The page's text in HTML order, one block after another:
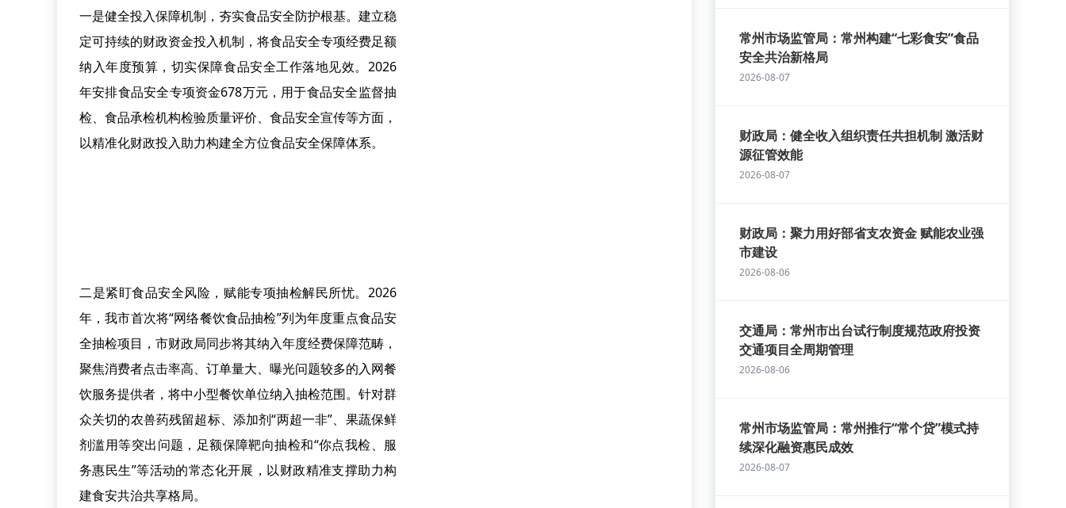
一是健全投入保障机制，夯实食品安全防护根基。建立稳
定可持续的财政资金投入机制，将食品安全专项经费足额
纳入年度预算，切实保障食品安全工作落地见效。 2026
年安排食品安全专项资金678万元，用于食品安全监督抽
检、食品承检机构检验质量评价、食品安全宣传等方面，
以精准化财政投入助力构建全方位食品安全保障体系。
二是紧盯食品安全风险，赋能专项抽检解民所忧。 2026
年，我市首次将“网络餐饮食品抽检”列为年度重点食品安
全抽检项目，市财政局同步将其纳入年度经费保障范畴，
聚焦消费者点击率高、订单量大、曝光问题较多的入网餐
饮服务提供者，将中小型餐饮单位纳入抽检范围。针对群
众关切的农兽药残留超标、添加剂“两超一非”、果蔬保鲜
剂滥用等突出问题，足额保障靶向抽检和“你点我检、服
务惠民生”等活动的常态化开展，以财政精准支撑助力构
建食安共治共享格局。
常州市场监管局：常州构建“七彩食安”食品
安全共治新格局
2026-08-07
财政局：健全收入组织责任共担机制 激活财
源征管效能
2026-08-07
财政局：聚力用好部省支农资金 赋能农业强
市建设
2026-08-06
交通局：常州市出台试行制度规范政府投资
交通项目全周期管理
2026-08-06
常州市场监管局：常州推行“常个贷”模式持
续深化融资惠民成效
2026-08-07